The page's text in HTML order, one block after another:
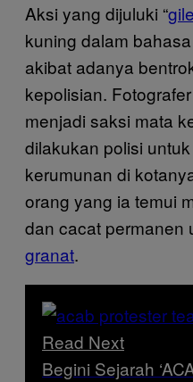
Aksi yang dijuluki “
kuning dalam
akibat adanya
kepolisian. Fotografer
menjadi saksi mata
dilakukan polisi
kerumunan di
orang yang ia temui
dan cacat permanen
granat.
Read Next
Begini Sejarah